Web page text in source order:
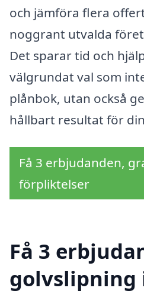
och jämföra flera
noggrant utvalda
Det sparar tid och
välgrundat val som
plånbok, utan också
hållbart resultat för
Få 3 erbjudanden,
förpliktelser
Få 3
golvslipning